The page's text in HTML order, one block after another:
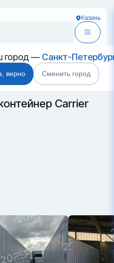
Казань
город — Санкт-
верно Сменить город
контейнеры RRSU 960903-0
Carrier